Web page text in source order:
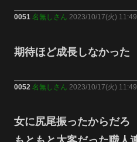
0051 名無しさん 2023/10/17(火)
期待ほど成長しなかった
0052 名無しさん 2023/10/17(火)
女に尻尾振ったからだろ